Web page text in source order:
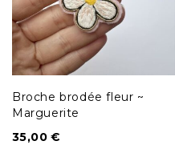
Broche brodée fleur ~
Marguerite
35,00€